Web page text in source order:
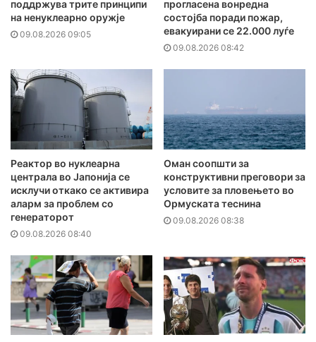
поддржува трите принципи
на ненуклеарно оружје
09.08.2026 09:05
прогласена вонредна
состојба поради пожар,
евакуирани се 22.000 луѓе
09.08.2026 08:42
Реактор во нуклеарна
централа во Јапонија се
исклучи откако се активира
аларм за проблем со
генераторот
09.08.2026 08:40
Оман соопшти за
конструктивни преговори за
условите за пловењето во
Ормуската теснина
09.08.2026 08:38